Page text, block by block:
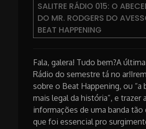
SALITRE RÁDIO 015: O
DO MR. RODGERS DO
BEAT HAPPENING
Fala, galera! Tudo bem?A
Rádio do semestre tá no
sobre o Beat Happening, ou “a
mais legal da história”, e trazer
informações de uma banda tão
que foi essencial pro